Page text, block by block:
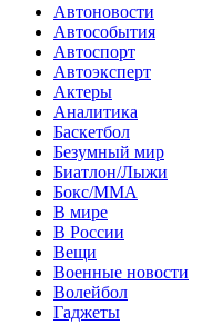
Автоновости
Автособытия
Автоспорт
Автоэксперт
Актеры
Аналитика
Баскетбол
Безумный мир
Биатлон/Лыжи
Бокс/MMA
В мире
В России
Вещи
Военные новости
Волейбол
Гаджеты